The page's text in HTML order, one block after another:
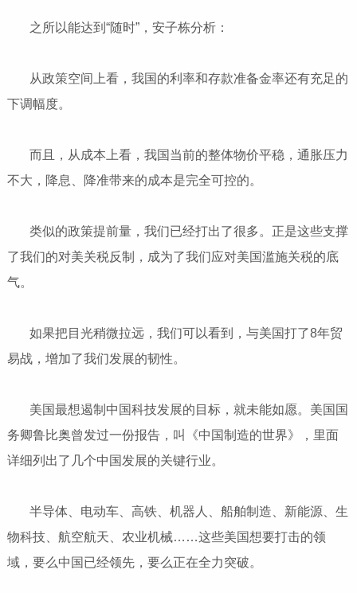
之所以能达到“随时”，安子栋分析：
从政策空间上看，我国的利率和存款准备金率还有充足的
下调幅度。
而且，从成本上看，我国当前的整体物价平稳，通胀压力
不大，降息、降准带来的成本是完全可控的。
类似的政策提前量，我们已经打出了很多。正是这些支撑
了我们的对美关税反制，成为了我们应对美国滥施关税的底
气。
如果把目光稍微拉远，我们可以看到，与美国打了8年贸
易战，增加了我们发展的韧性。
美国最想遏制中国科技发展的目标，就未能如愿。美国国
务卿鲁比奥曾发过一份报告，叫《中国制造的世界》，里面
详细列出了几个中国发展的关键行业。
半导体、电动车、高铁、机器人、船舶制造、新能源、生
物科技、航空航天、农业机械……这些美国想要打击的领
域，要么中国已经领先，要么正在全力突破。